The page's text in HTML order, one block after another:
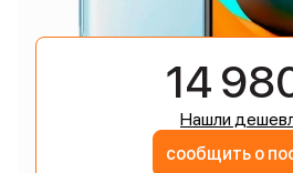
14
Нашли
сообщить о